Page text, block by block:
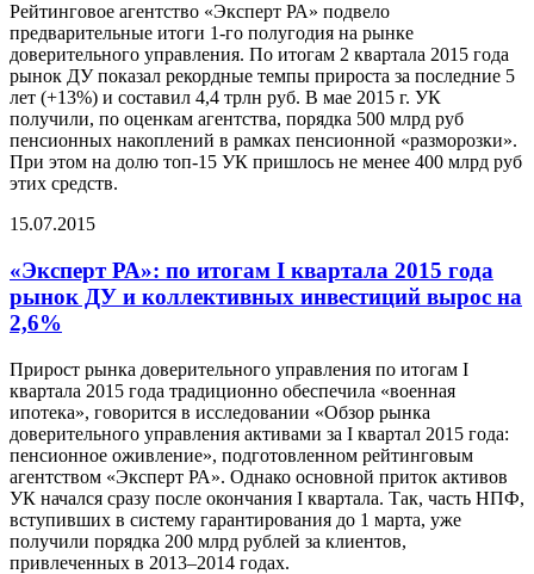
Рейтинговое агентство «Эксперт РА» подвело
предварительные итоги 1-го полугодия на рынке
доверительного управления. По итогам 2 квартала 2015 года
рынок ДУ показал рекордные темпы прироста за последние 5
лет (+13%) и составил 4,4 трлн руб. В мае 2015 г. УК
получили, по оценкам агентства, порядка 500 млрд руб
пенсионных накоплений в рамках пенсионной «разморозки».
При этом на долю топ-15 УК пришлось не менее 400 млрд руб
этих средств.
15.07.2015
«Эксперт РА»: по итогам I квартала 2015 года
рынок ДУ и коллективных инвестиций вырос на
2,6%
Прирост рынка доверительного управления по итогам I
квартала 2015 года традиционно обеспечила «военная
ипотека», говорится в исследовании «Обзор рынка
доверительного управления активами за I квартал 2015 года:
пенсионное оживление», подготовленном рейтинговым
агентством «Эксперт РА». Однако основной приток активов
УК начался сразу после окончания I квартала. Так, часть НПФ,
вступивших в систему гарантирования до 1 марта, уже
получили порядка 200 млрд рублей за клиентов,
привлеченных в 2013–2014 годах.